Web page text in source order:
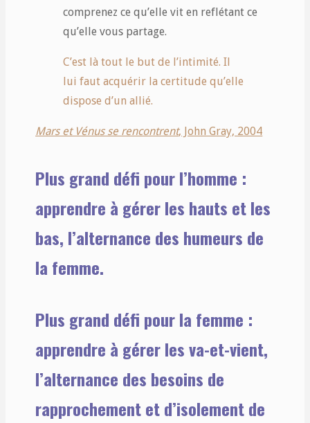
comprenez ce qu’elle vit en reflétant ce
qu’elle vous partage.
C’est là tout le but de l’intimité. Il
lui faut acquérir la certitude qu’elle
dispose d’un allié.
Mars et Vénus se rencontrent, John Gray, 2004
Plus grand défi pour l’homme :
apprendre à gérer les hauts et les
bas, l’alternance des humeurs de
la femme.
Plus grand défi pour la femme :
apprendre à gérer les va-et-vient,
l’alternance des besoins de
rapprochement et d’isolement de